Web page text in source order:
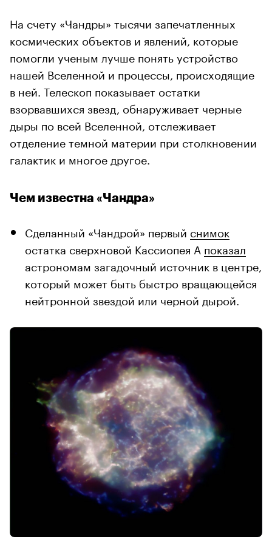
На счету «Чандры» тысячи запечатленных
космических объектов и явлений, которые
помогли ученым лучше понять устройство
нашей Вселенной и процессы, происходящие
в ней. Телескоп показывает остатки
взорвавшихся звезд, обнаруживает черные
дыры по всей Вселенной, отслеживает
отделение темной материи при столкновении
галактик и многое другое.
Чем известна «Чандра»
Сделанный «Чандрой» первый снимок
остатка сверхновой Кассиопея A показал
астрономам загадочный источник в центре,
который может быть быстро вращающейся
нейтронной звездой или черной дырой.